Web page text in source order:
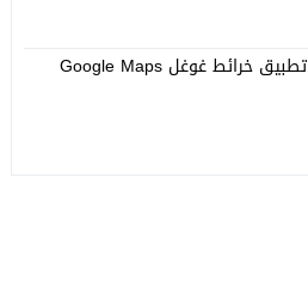
تطبيق خرائط غوغل Google Maps